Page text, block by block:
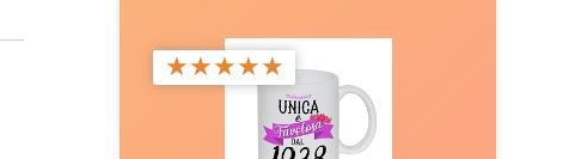
★★★★★